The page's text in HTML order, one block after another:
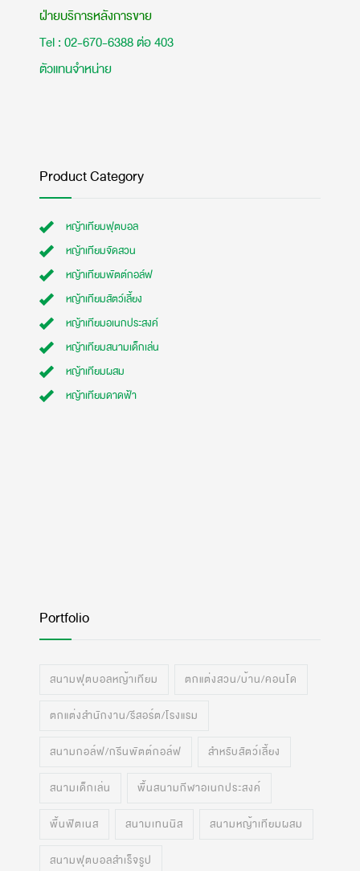
ฝ่ายบริการหลังการขาย
Tel : 02-670-6388 ต่อ 403
ตัวแทนจำหน่าย
Product Category
หญ้าเทียมฟุตบอล
หญ้าเทียมจัดสวน
หญ้าเทียมพัตต์กอล์ฟ
หญ้าเทียมสัตว์เลี้ยง
หญ้าเทียมอเนกประสงค์
หญ้าเทียมสนามเด็กเล่น
หญ้าเทียมผสม
หญ้าเทียมดาดฟ้า
Portfolio
สนามฟุตบอลหญ้าเทียม ตกแต่งสวน/บ้าน/คอนโด
ตกแต่งสำนักงาน/รีสอร์ต/โรงแรม
สนามกอล์ฟ/กรีนพัตต์กอล์ฟ สำหรับสัตว์เลี้ยง
สนามเด็กเล่น พื้นสนามกีฬาอเนกประสงค์
พื้นฟิตเนส สนามเทนนิส สนามหญ้าเทียมผสม
สนามฟุตบอลสำเร็จรูป